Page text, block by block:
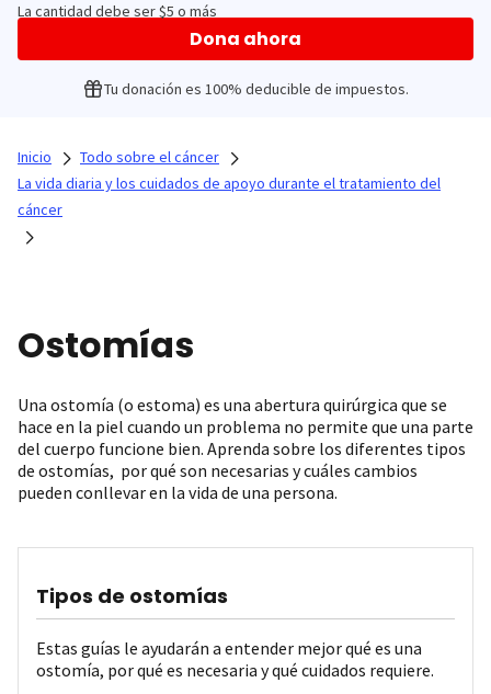
La cantidad debe ser $5 o más
Dona ahora
Tu donación es 100% deducible de impuestos.
Inicio
Todo sobre el cáncer
La vida diaria y los cuidados de apoyo durante el tratamiento del
cáncer
Ostomías
Una ostomía (o estoma) es una abertura quirúrgica que se
hace en la piel cuando un problema no permite que una parte
del cuerpo funcione bien. Aprenda sobre los diferentes tipos
de ostomías, por qué son necesarias y cuáles cambios
pueden conllevar en la vida de una persona.
Tipos de ostomías
Estas guías le ayudarán a entender mejor qué es una
ostomía, por qué es necesaria y qué cuidados requiere.